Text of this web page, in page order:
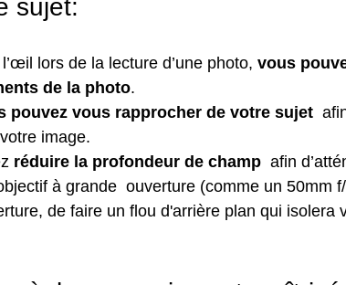
sujet:
lors de la lecture d’une photo, vous
de la photo.
pouvez vous rapprocher de votre sujet
image.
réduire la profondeur de champ
afin
à grande  ouverture (comme un 50mm
de faire un flou d'arrière plan qui isolera